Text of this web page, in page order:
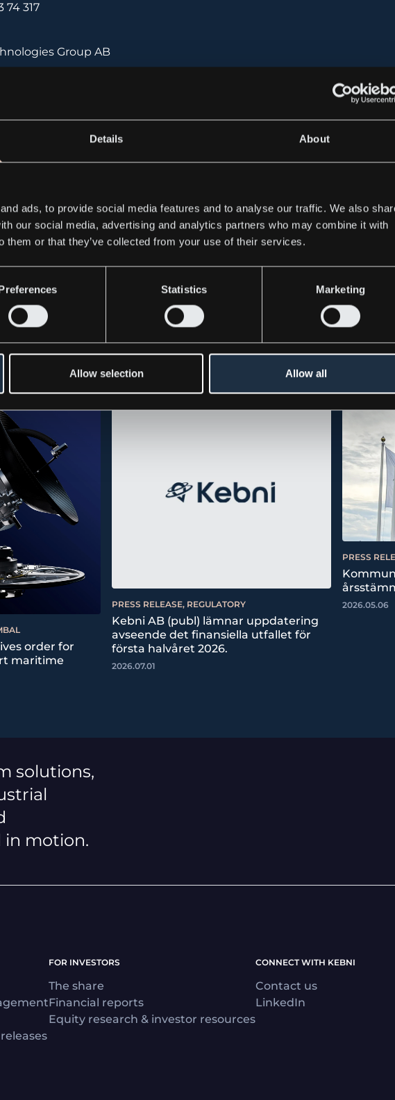
Details About
ads, to provide social media features and to analyse our traffic. We also
our social media, advertising and analytics partners who may combine it with
them or that they’ve collected from your use of their services.
Statistics Marketing
Allow selection Allow all
73 74 317
Group AB
Kista, Sverige
order for
maritime
PRESS RELEASE, REGULATORY
Kebni AB (publ) lämnar uppdatering
avseende det finansiella utfallet för
första halvåret 2026.
2026.07.01
PRESS
2026.05.06
solutions,
in motion.
FOR INVESTORS
The share
Financial reports
Equity research & investor resources
CONNECT WITH KEBNI
Contact us
LinkedIn